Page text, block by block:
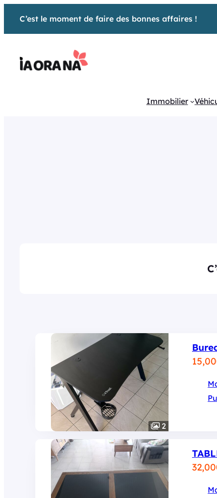
C’est le moment de faire des bonnes affaires !
Immobilier
2